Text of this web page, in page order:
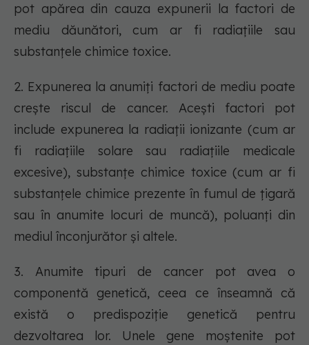
pot apărea din cauza expunerii la factori de
mediu dăunători, cum ar fi radiațiile sau
substanțele chimice toxice.
2. Expunerea la anumiți factori de mediu poate
crește riscul de cancer. Acești factori pot
include expunerea la radiații ionizante (cum ar
fi radiațiile solare sau radiațiile medicale
excesive), substanțe chimice toxice (cum ar fi
substanțele chimice prezente în fumul de țigară
sau în anumite locuri de muncă), poluanți din
mediul înconjurător și altele.
3. Anumite tipuri de cancer pot avea o
componentă genetică, ceea ce înseamnă că
există o predispoziție genetică pentru
dezvoltarea lor. Unele gene moștenite pot